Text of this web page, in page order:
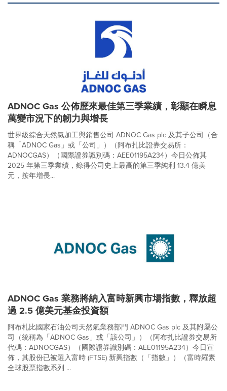
ADNOC Gas 公佈歷來最佳第三季業績，彰顯在瞬息
萬變市況下的韌力與增長
世界級綜合天然氣加工與銷售公司 ADNOC Gas plc 及其子公司（合
稱「ADNOC Gas」或「公司」）（阿布扎比證券交易所：
ADNOCGAS）（國際證券識別碼：AEE01195A234）今日公佈其
2025 年第三季業績，錄得公司史上最高的第三季純利 13.4 億美
元，按年增長...
ADNOC Gas 業務將納入富時新興市場指數，釋放超
過 2.5 億美元基金投資額
阿布札比國家石油公司天然氣業務部門 ADNOC Gas plc 及其附屬公
司（統稱為「ADNOC Gas」或「該公司」）（阿布扎比證券交易所
代碼：ADNOCGAS）（國際證券識別碼：AEE01195A234）今日宣
佈，其股份已被選入富時 (FTSE) 新興指數（「指數」）（富時羅素
全球股票指數系列 ...